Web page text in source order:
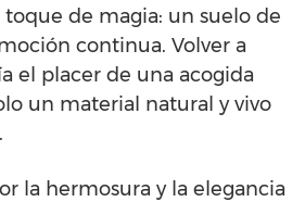
toque de magia: un suelo de
continua. Volver a
el placer de una acogida
un material natural y vivo
la hermosura y la elegancia